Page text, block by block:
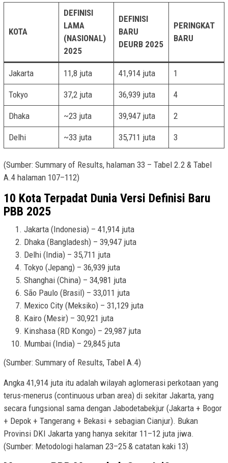
KOTA
DEFINISI
LAMA
(NASIONAL)
2025
DEFINISI
BARU
DEURB 2025
PERINGKAT
BARU
Jakarta 11,8 juta 41,914 juta 1
Tokyo 37,2 juta 36,939 juta 4
Dhaka ~23 juta 39,947 juta 2
Delhi ~33 juta 35,711 juta 3
(Sumber: Summary of Results, halaman 33 – Tabel 2.2 & Tabel
A.4 halaman 107–112)
10 Kota Terpadat Dunia Versi Definisi Baru
PBB 2025
Jakarta (Indonesia) – 41,914 juta
Dhaka (Bangladesh) – 39,947 juta
Delhi (India) – 35,711 juta
Tokyo (Jepang) – 36,939 juta
Shanghai (China) – 34,981 juta
São Paulo (Brasil) – 33,011 juta
Mexico City (Meksiko) – 31,129 juta
Kairo (Mesir) – 30,921 juta
Kinshasa (RD Kongo) – 29,987 juta
Mumbai (India) – 29,845 juta
(Sumber: Summary of Results, Tabel A.4)
Angka 41,914 juta itu adalah wilayah aglomerasi perkotaan yang
terus-menerus (continuous urban area) di sekitar Jakarta, yang
secara fungsional sama dengan Jabodetabekjur (Jakarta + Bogor
+ Depok + Tangerang + Bekasi + sebagian Cianjur). Bukan
Provinsi DKI Jakarta yang hanya sekitar 11–12 juta jiwa.
(Sumber: Metodologi halaman 23–25 & catatan kaki 13)